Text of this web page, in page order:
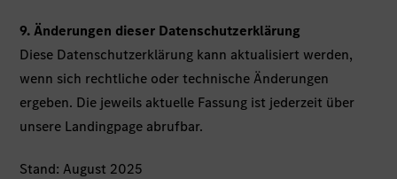
9. Änderungen dieser Datenschutzerklärung
Diese Datenschutzerklärung kann aktualisiert werden,
wenn sich rechtliche oder technische Änderungen
ergeben. Die jeweils aktuelle Fassung ist jederzeit über
unsere Landingpage abrufbar.
Stand: August 2025